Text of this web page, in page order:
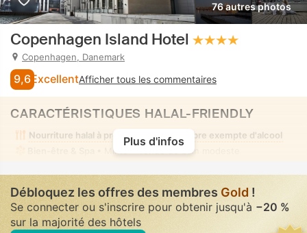
76 autres photos
Copenhagen Island Hotel
Copenhagen, Danemark
9,6 ExcellentAfficher tous les commentaires
CARACTÉRISTIQUES HALAL-FRIENDLY
Nourriture halal à proximité
Chambre exempte d'alcool
• Mixte • Tenue de bain modeste
Plus d'infos
Débloquez les offres des membres Gold !
Se connecter ou s'inscrire pour obtenir jusqu'à −20 %
sur la majorité des hôtels